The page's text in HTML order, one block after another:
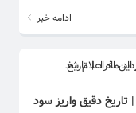
ادامه خبر
افراد | تاریخ دقیق واریز سود